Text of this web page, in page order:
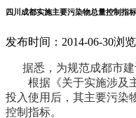
四川成都实施主要污染物总量控制指
发布时间：2014-06-30浏
据悉，为规范成都市建
根据《关于实施涉及主
投入使用后，其主要污染
控制指标。